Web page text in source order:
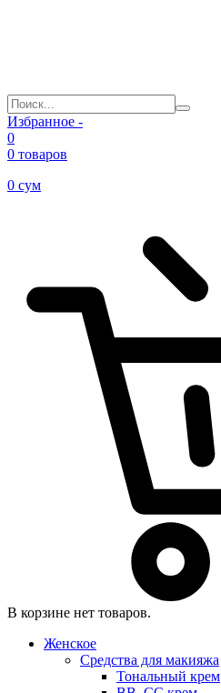
Избранное -
0
0 товаров
0 сум
В корзине нет товаров.
Женское
Средства для макияжа
Тональный крем